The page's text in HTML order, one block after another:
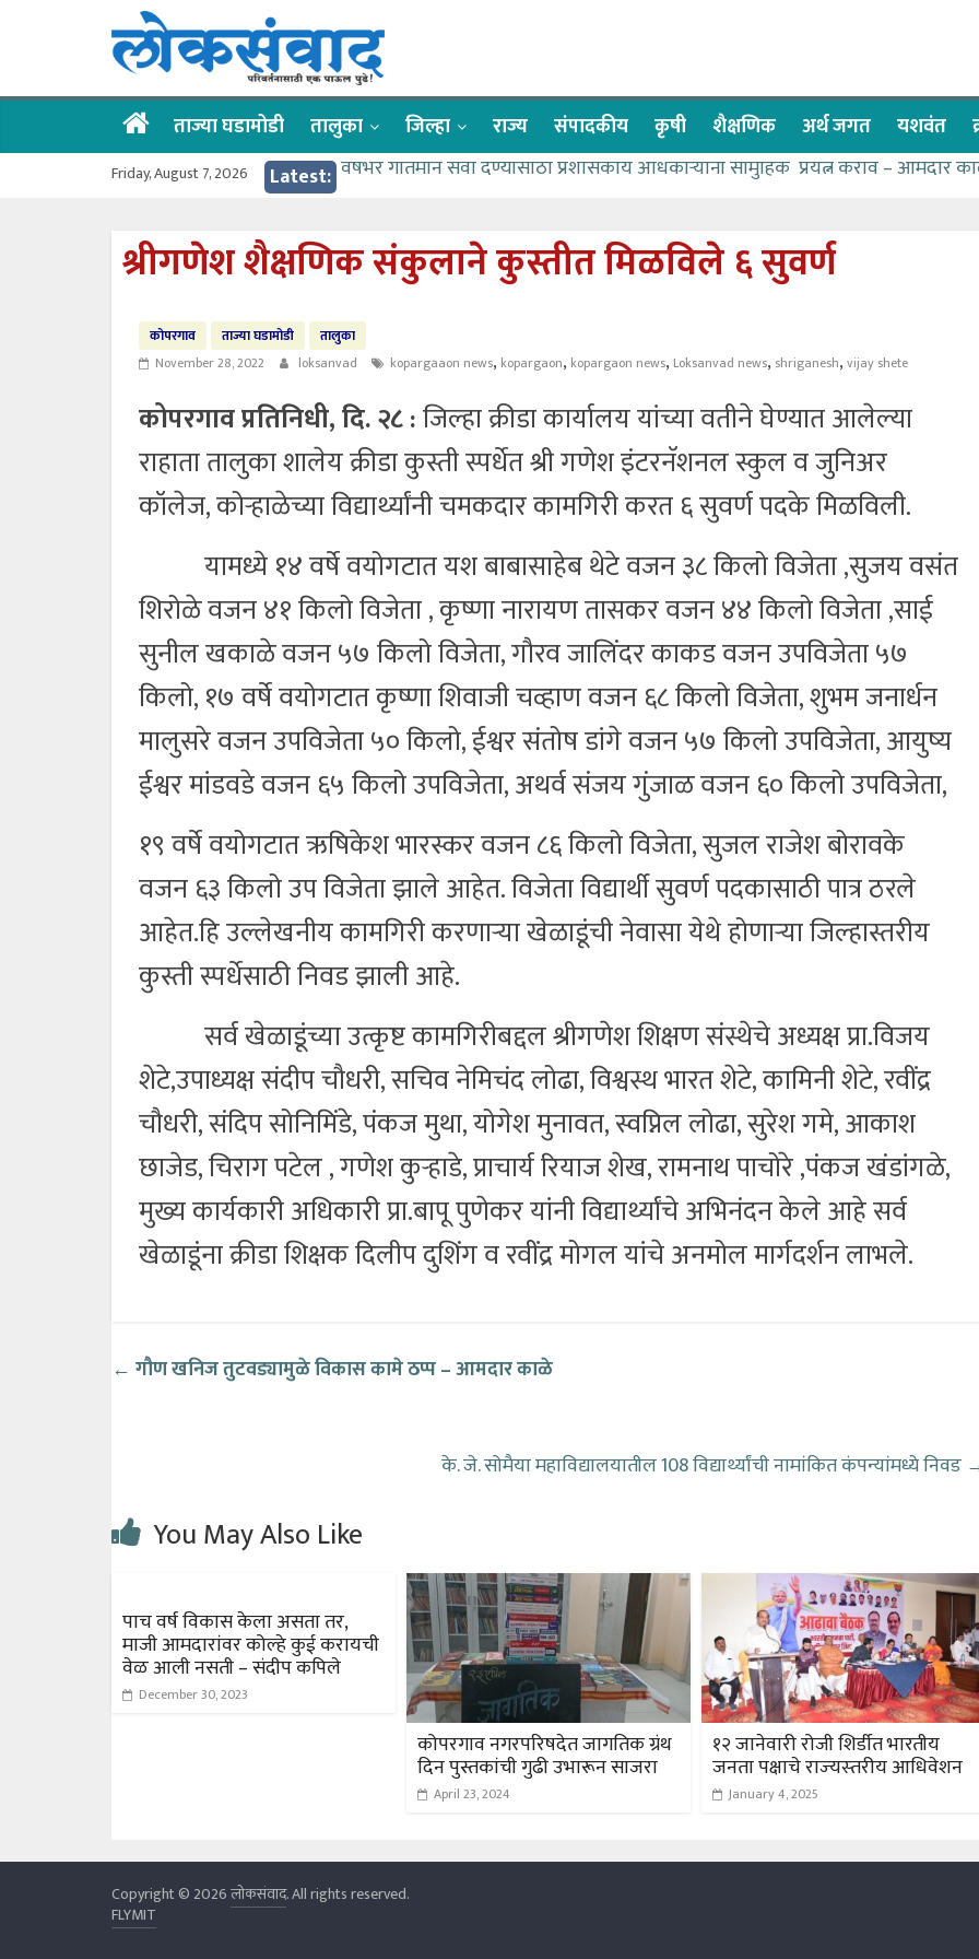
लोकसंवाद
ताज्या
घडामोडी
ताज्या घडामोडी तालुका जिल्हा राज्य संपादकीय कृषी शैक्षणिक अर्थ जगत यशवंत
Friday, August 7, 2026 Latest: वर्षभर गतिमान सेवा देण्यासाठी प्रशासकीय अधिकाऱ्यांनी सामुहिक प्रयत्न करावे – आमदार
आत्मामालिक गुरूकूलाचे २२८ विद्यार्थी शिष्यवृत्तीस पात्र
ईच्छा आणि मेहनतीच्या बळावर यश मिळवता येते – शिवप्रसाद पंडोरे
श्रीगणेश शैक्षणिक संकुलाने कुस्तीत मिळविले ६ सुवर्ण
कोपरगाव ताज्या घडामोडी
तालुका
November 28, 2022
loksanvad kopargaaon news, kopargaon, kopargaon news, Loksanvad news, shriganesh, vijay shete
कोपरगाव प्रतिनिधी, दि. २८ :जिल्हा क्रीडा कार्यालय यांच्या वतीने घेण्यात आलेल्या
राहाता तालुका शालेय क्रीडा कुस्ती स्पर्धेत श्री गणेश इंटरनॅशनल स्कुल व जुनिअर
कॉलेज, कोऱ्हाळेच्या विद्यार्थ्यांनी चमकदार कामगिरी करत ६ सुवर्ण पदके मिळविली.
यामध्ये १४ वर्षे वयोगटात यश बाबासाहेब थेटे वजन ३८ किलो विजेता ,सुजय वसंत
शिरोळे वजन ४१ किलो विजेता , कृष्णा नारायण तासकर वजन ४४ किलो विजेता ,साई
सुनील खकाळे वजन ५७ किलो विजेता, गौरव जालिंदर काकड वजन उपविजेता ५७
किलो, १७ वर्षे वयोगटात कृष्णा शिवाजी चव्हाण वजन ६८ किलो विजेता, शुभम जनार्धन
मालुसरे वजन उपविजेता ५० किलो, ईश्वर संतोष डांगे वजन ५७ किलो उपविजेता, आयुष्य
ईश्वर मांडवडे वजन ६५ किलो उपविजेता, अथर्व संजय गुंजाळ वजन ६० किलो उपविजेता,
१९ वर्षे वयोगटात ऋषिकेश भारस्कर वजन ८६ किलो विजेता, सुजल राजेश बोरावके
वजन ६३ किलो उप विजेता झाले आहेत. विजेता विद्यार्थी सुवर्ण पदकासाठी पात्र ठरले
आहेत.हि उल्लेखनीय कामगिरी करणाऱ्या खेळाडूंची नेवासा येथे होणाऱ्या जिल्हास्तरीय
कुस्ती स्पर्धेसाठी निवड झाली आहे.
सर्व खेळाडूंच्या उत्कृष्ट कामगिरीबद्दल श्रीगणेश शिक्षण संस्थेचे अध्यक्ष प्रा.विजय
शेटे,उपाध्यक्ष संदीप चौधरी, सचिव नेमिचंद लोढा, विश्वस्थ भारत शेटे, कामिनी शेटे, रवींद्र
चौधरी, संदिप सोनिमिंडे, पंकज मुथा, योगेश मुनावत, स्वप्निल लोढा, सुरेश गमे, आकाश
छाजेड, चिराग पटेल , गणेश कुऱ्हाडे, प्राचार्य रियाज शेख, रामनाथ पाचोरे ,पंकज खंडांगळे,
मुख्य कार्यकारी अधिकारी प्रा.बापू पुणेकर यांनी विद्यार्थ्यांचे अभिनंदन केले आहे सर्व
खेळाडूंना क्रीडा शिक्षक दिलीप दुशिंग व रवींद्र मोगल यांचे अनमोल मार्गदर्शन लाभले.
← गौण खनिज तुटवड्यामुळे विकास कामे ठप्प– आमदार काळे
के. जे. सोमैया महाविद्यालयातील 108 विद्यार्थ्यांची नामांकित कंपन्यांमध्ये निवड
You May Also Like
पाच वर्ष विकास केला असता तर,
माजी आमदारांवर कोल्हे कुई करायची
वेळ आली नसती – संदीप कपिले
December 30, 2023
कोपरगाव नगरपरिषदेत जागतिक ग्रंथ
दिन पुस्तकांची गुढी उभारून साजरा
April 23, 2024
१२ जानेवारी रोजी शिर्डीत भारतीय
जनता पक्षाचे राज्‍यस्‍तरीय आधिवेशन
January 4, 2025
Copyright © 2026लोकसंवाद. All rights reserved.
FLYMIT